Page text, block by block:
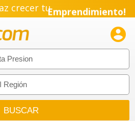
crecer tuEmprendimiento!
